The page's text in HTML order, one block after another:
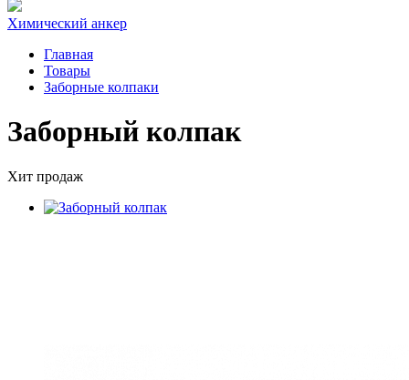
Химический анкер
Главная
Товары
Заборные колпаки
Заборный колпак
Хит продаж